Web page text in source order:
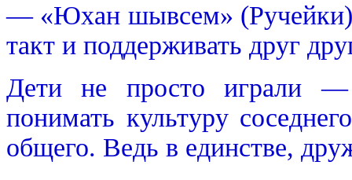
— «Юхан шывсем» (Ручейки)
такт и поддерживать друг
Дети не просто играли —
понимать культуру
общего. Ведь в единстве,